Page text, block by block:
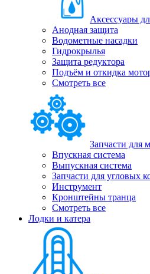
Аксессуары
Анодная защита
Водометные насадки
Гидрокрылья
Защита редуктора
Подъём и откидка
Смотреть все
Запчасти для
Впускная система
Выпускная система
Запчасти для угловых
Инструмент
Кронштейны транца
Смотреть все
Лодки и катера